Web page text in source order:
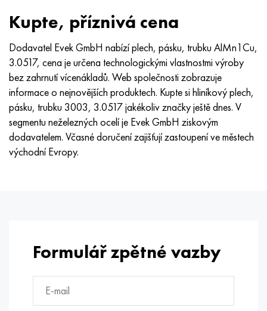
Kupte, příznivá cena
Dodavatel Evek GmbH nabízí plech, pásku, trubku AlMn1Cu,
3.0517, cena je určena technologickými vlastnostmi výroby
bez zahrnutí vícenákladů. Web společnosti zobrazuje
informace o nejnovějších produktech. Kupte si hliníkový plech,
pásku, trubku 3003, 3.0517 jakékoliv značky ještě dnes. V
segmentu neželezných ocelí je Evek GmbH ziskovým
dodavatelem. Včasné doručení zajišťují zastoupení ve městech
východní Evropy.
Formulář zpětné vazby